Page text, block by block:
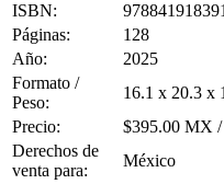
ISBN:
Páginas:
128
Año:
2025
Formato /
Peso:
16.1 x 20.3 x
Precio:
$395.00 MX
Derechos de
venta para:
México